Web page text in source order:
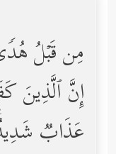
مِن قَبۡلُ
إِنَّ ٱلَّذِینَ
عَذَابࣱ شَدِیدࣱۗ